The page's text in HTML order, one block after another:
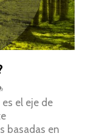
el eje de
basadas en